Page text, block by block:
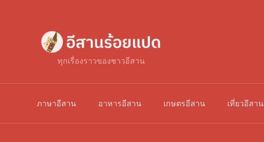
ทุกเรื่องราวของชาวอีสาน
ภาษาอีสาน อาหารอีสาน เกษตรอีสาน เที่ยวอีสาน